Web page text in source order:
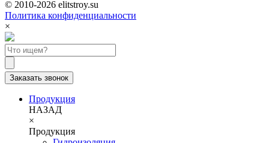
© 2010-2026 elitstroy.su
Политика конфиденциальности
×
Заказать звонок
Продукция
НАЗАД
×
Продукция